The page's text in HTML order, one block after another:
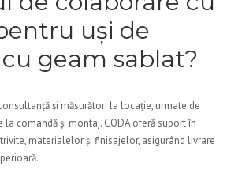
uși de
geam sablat?
și măsurători la locație, urmate de
la comandă și montaj. CODA oferă suport în
materialelor și finisajelor, asigurând livrare